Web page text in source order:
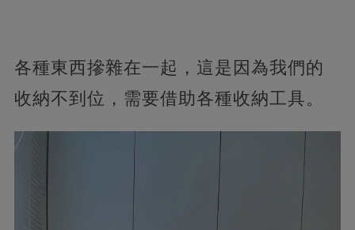
各種東西摻雜在一起，這是因為我們的
收納不到位，需要借助各種收納工具。